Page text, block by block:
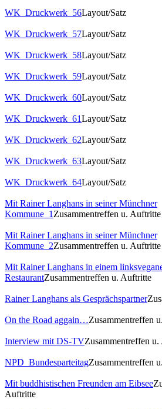
WK_Druckwerk_56Layout/Satz
WK_Druckwerk_57Layout/Satz
WK_Druckwerk_58Layout/Satz
WK_Druckwerk_59Layout/Satz
WK_Druckwerk_60Layout/Satz
WK_Druckwerk_61Layout/Satz
WK_Druckwerk_62Layout/Satz
WK_Druckwerk_63Layout/Satz
WK_Druckwerk_64Layout/Satz
Mit Rainer Langhans in seiner Münchner
Kommune_1 Zusammentreffen u. Auftritte
Mit Rainer Langhans in seiner Münchner
Kommune_2Zusammentreffen u. Auftritte
Mit Rainer Langhans in einem
RestaurantZusammentreffen u. Auftritte
Rainer Langhans als Gesprächspartner
On the Road aggain…Zusammentreffen
Interview mit DS-TVZusammentreffen
NPD_BundesparteitagZusammentreffen
Mit buddhistischen Freunden am Eibsee
Auftritte